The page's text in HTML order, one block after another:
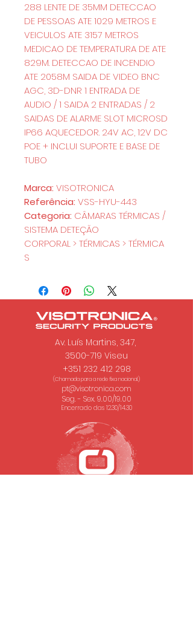
288 LENTE DE 35MM DETECCAO
DE PESSOAS ATE 1029 METROS E
VEICULOS ATE 3157 METROS
MEDICAO DE TEMPERATURA DE ATE
829M. DETECCAO DE INCENDIO
ATE 2058M SAIDA DE VIDEO BNC
AGC, 3D-DNR 1 ENTRADA DE
AUDIO / 1 SAIDA 2 ENTRADAS / 2
SAIDAS DE ALARME SLOT MICROSD
IP66 AQUECEDOR. 24V AC, 12V DC
POE + INCLUI SUPORTE E BASE DE
TUBO
Marca: VISOTRONICA
Referência: VSS-HYU-443
Categoria: CÂMARAS TÉRMICAS /
SISTEMA DETEÇÃO
CORPORAL > TÉRMICAS > TÉRMICA
S
Av. Luís Martins, 347,
3500-719 Viseu
+351 232 412 298
(Chamada para a rede fixa nacional.)
pt@visotronica.com
Seg. - Sex. 9.00/19.00
Encerrado das 12.30/14.30